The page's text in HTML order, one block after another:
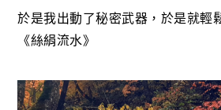
於是我出動了秘密武器，於是就輕
《絲絹流水》